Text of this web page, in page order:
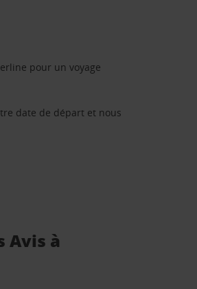
pour un voyage
date de départ et nous
Avis à